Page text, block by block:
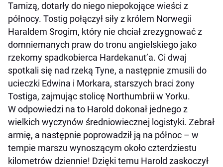
Tamizą, dotarły do niego niepokojące wieści z
północy. Tostig połączył siły z królem Norwegii
Haraldem Srogim, który nie chciał zrezygnować z
domniemanych praw do tronu angielskiego jako
rzekomy spadkobierca Hardekanut’a. Ci dwaj
spotkali się nad rzeką Tyne, a następnie zmusili do
ucieczki Edwina i Morkara, starszych braci żony
Tostiga, zajmując stolicę Northumbrii w Yorku.
W odpowiedzi na to Harold dokonał jednego z
wielkich wyczynów średniowiecznej logistyki. Zebrał
armię, a następnie poprowadził ją na północ – w
tempie marszu wynoszącym około czterdziestu
kilometrów dziennie! Dzięki temu Harold zaskoczył